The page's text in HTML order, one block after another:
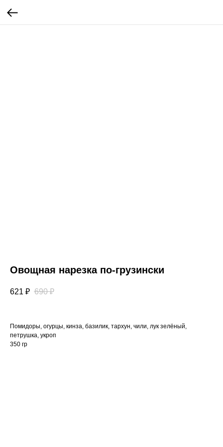
Овощная нарезка по-грузински
621 ₽ 690 ₽
Помидоры, огурцы, кинза, базилик, тархун, чили, лук зелёный,
петрушка, укроп
350 гр